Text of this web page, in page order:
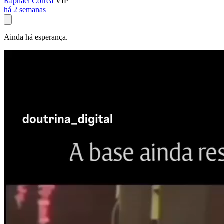
há 2 semanas
Ainda há esperança.